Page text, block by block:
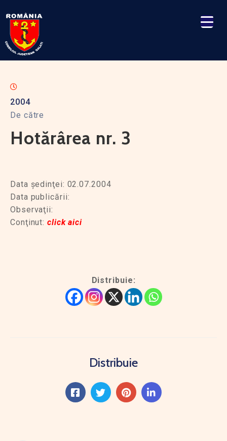
2004
De către
Hotărârea nr. 3
Data şedinţei: 02.07.2004
Data publicării:
Observaţii:
Conţinut: click aici
Distribuie:
Distribuie